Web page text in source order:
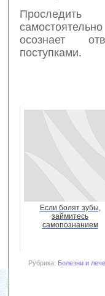
Проследить
осознает
поступками.
Если болят зубы,
займитесь
самопознанием
Рубрика: Болезни и